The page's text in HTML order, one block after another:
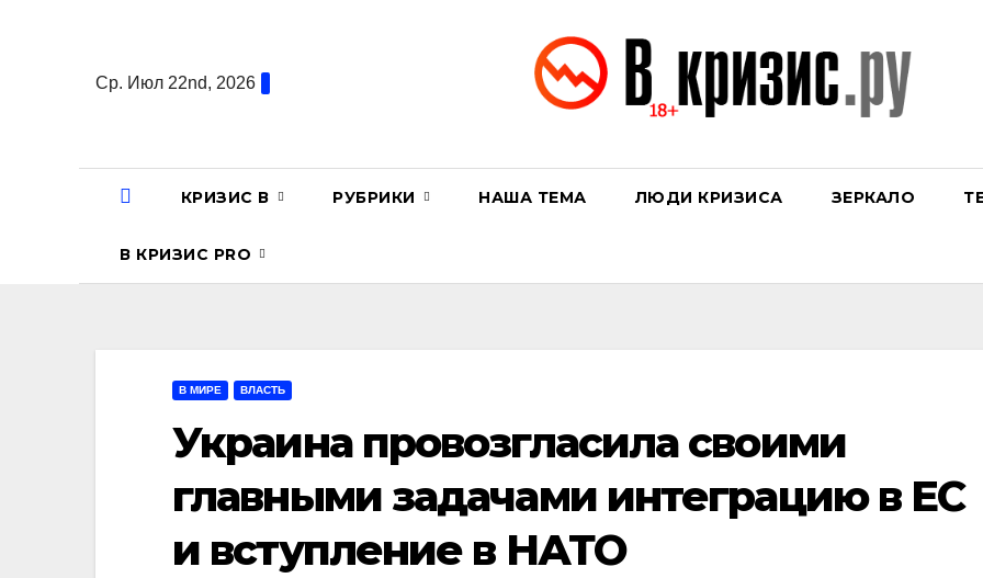
содержаниюСр. Июл 22nd, 2026
КРИЗИС В РУБРИКИ НАША ТЕМА ЛЮДИ КРИЗИСА ЗЕРКАЛО
В КРИЗИС PRO
В МИРЕ ВЛАСТЬ
Украина провозгласила своими
главными задачами интеграцию в ЕС
и вступление в НАТО